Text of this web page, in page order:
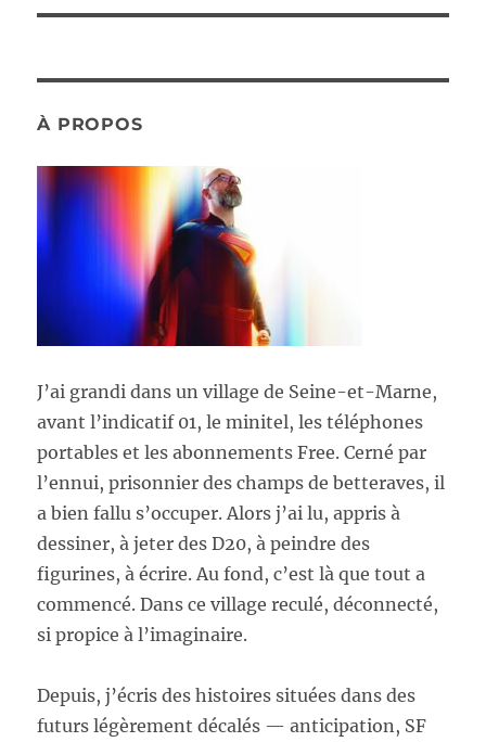
À PROPOS
J’ai grandi dans un village de Seine-et-Marne,
avant l’indicatif 01, le minitel, les téléphones
portables et les abonnements Free. Cerné par
l’ennui, prisonnier des champs de betteraves, il
a bien fallu s’occuper. Alors j’ai lu, appris à
dessiner, à jeter des D20, à peindre des
figurines, à écrire. Au fond, c’est là que tout a
commencé. Dans ce village reculé, déconnecté,
si propice à l’imaginaire.
Depuis, j’écris des histoires situées dans des
futurs légèrement décalés — anticipation, SF